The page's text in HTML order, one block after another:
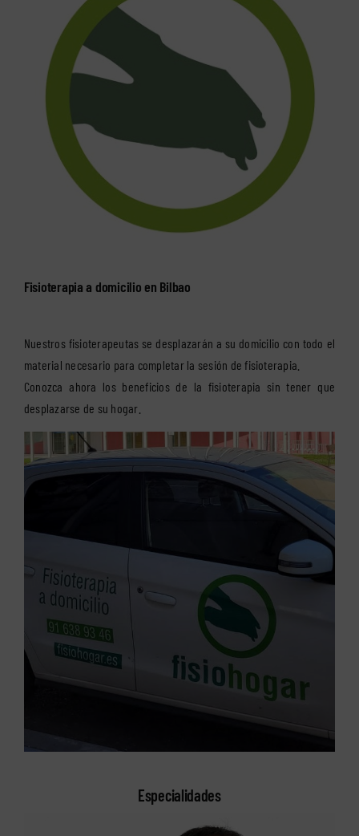
Fisioterapia a domicilio en Bilbao
Nuestros fisioterapeutas se desplazarán a su domicilio con todo el
material necesario para completar la sesión de fisioterapia.
Conozca ahora los beneficios de la fisioterapia sin tener que
desplazarse de su hogar.
Especialidades